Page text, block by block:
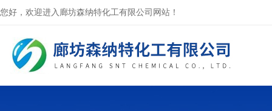
您好，欢迎进入廊坊森纳特化工有限公司网站！